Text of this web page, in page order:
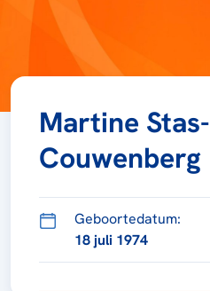
Martine Stas-
Couwenberg
Geboortedatum:
18 juli 1974